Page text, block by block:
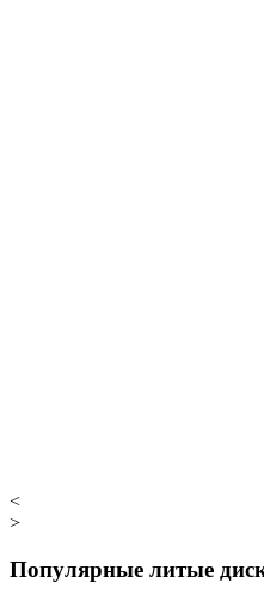
<
>
Популярные литые